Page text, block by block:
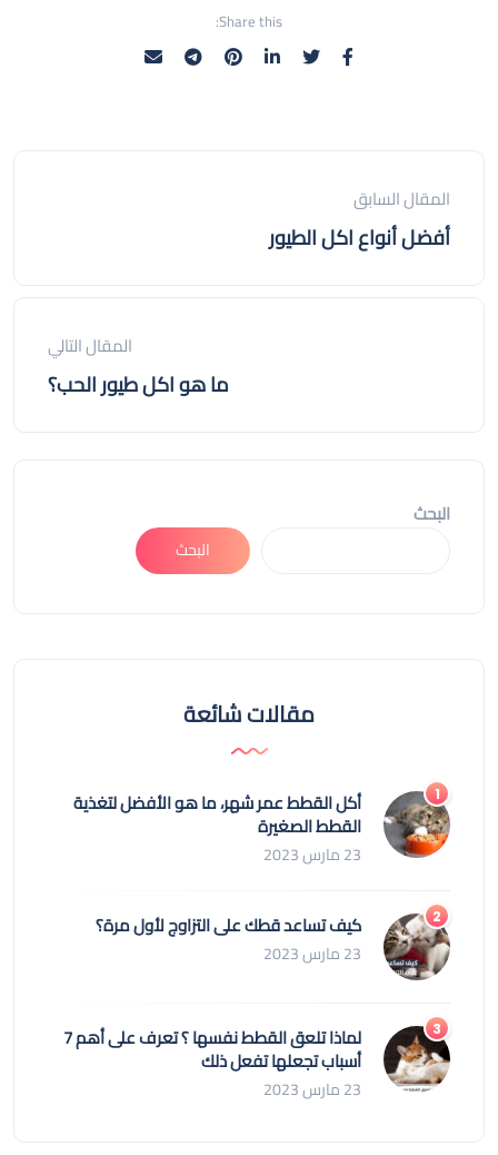
Share this:
المقال السابق
أفضل أنواع اكل الطيور
المقال التالي
ما هو اكل طيور الحب؟
البحث
البحث
مقالات شائعة
أكل القطط عمر شهر، ما هو الأفضل لتغذية
القطط الصغيرة
23 مارس 2023
كيف تساعد قطك على التزاوج لأول مرة؟
23 مارس 2023
لماذا تلعق القطط نفسها ؟ تعرف على أهم 7
أسباب تجعلها تفعل ذلك
23 مارس 2023